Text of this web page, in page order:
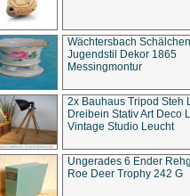
Wächtersbach Schälchen
Jugendstil Dekor 1865
Messingmontur
2x Bauhaus Tripod Steh
Dreibein Stativ Art Deco
Vintage Studio Leucht
Ungerades 6 Ender
Roe Deer Trophy 242 G